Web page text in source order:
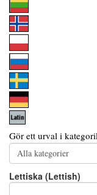
Gör ett urval i
Lettiska (Lettish)